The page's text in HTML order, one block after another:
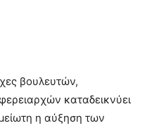
βουλευτών,
καταδεικνύει
η αύξηση των